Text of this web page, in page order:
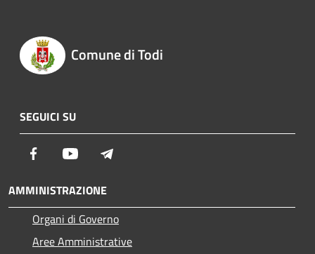
Comune di Todi
SEGUICI SU
Facebook Youtube
AMMINISTRAZIONE
Organi di Governo
Aree Amministrative